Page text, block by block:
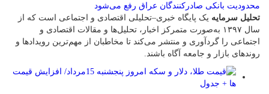
محدودیت بانکی صادرکنندگان عراق رفع می‌شود
تحلیل سرمایه یک پایگاه خبری–تحلیلی اقتصادی و اجتماعی است که از
سال ۱۳۹۷ به‌صورت متمرکز اخبار، تحلیل‌ها و مقالات اقتصادی و
اجتماعی را گردآوری و منتشر می‌کند تا مخاطبان از مهم‌ترین رویدادها و
روندهای بازار و جامعه آگاه باشند.